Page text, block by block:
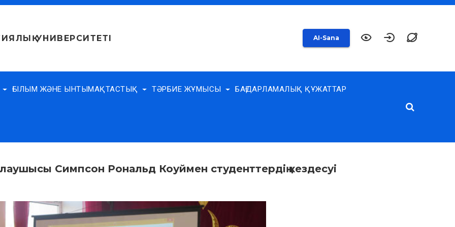
УНИВЕРСИТЕТІ
AI-Sana
ҒЫЛЫМ ЖӘНЕ ЫНТЫМАҚТАСТЫҚ ТӘРБИЕ ЖҰМЫСЫ БАҒДАРЛАМАЛЫҚ ҚҰЖАТТАР
Симпсон Рональд Коуймен студенттердің кездесуі